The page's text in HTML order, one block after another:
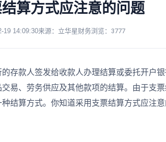
算方式应注意的问题
19 14:09:30来源：立华星财务浏览： 3777
款人签发给收款人办理结算或委托开户银
易、劳务供应及其他款项的结算。由于支
结算方式。你知道采用支票结算方式应注